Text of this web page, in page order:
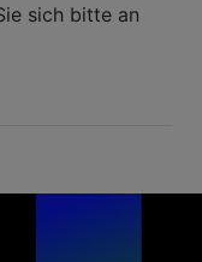
sich bitte an